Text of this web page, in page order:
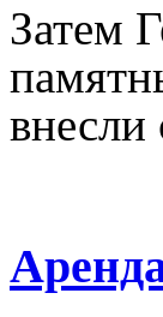
Затем
внесли